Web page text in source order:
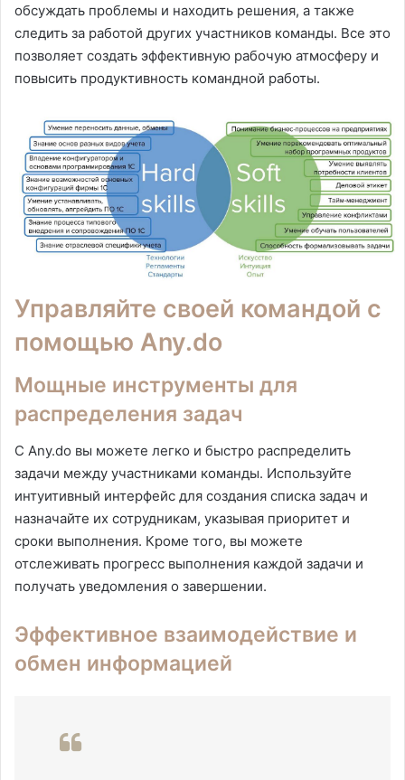
обсуждать проблемы и находить решения, а также
следить за работой других участников команды. Все это
позволяет создать эффективную рабочую атмосферу и
повысить продуктивность командной работы.
Управляйте своей командой с
помощью Any.do
Мощные инструменты для
распределения задач
С Any.do вы можете легко и быстро распределить
задачи между участниками команды. Используйте
интуитивный интерфейс для создания списка задач и
назначайте их сотрудникам, указывая приоритет и
сроки выполнения. Кроме того, вы можете
отслеживать прогресс выполнения каждой задачи и
получать уведомления о завершении.
Эффективное взаимодействие и
обмен информацией